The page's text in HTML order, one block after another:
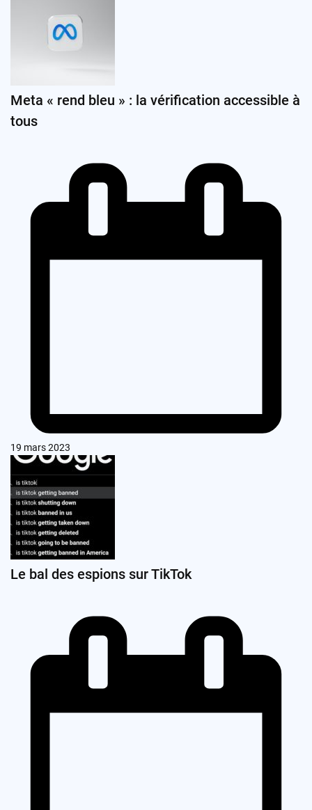
Meta « rend bleu » : la vérification accessible à
tous
19 mars 2023
Le bal des espions sur TikTok